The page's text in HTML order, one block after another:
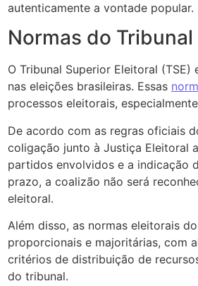
autenticamente a vontade popular.
Normas do
O Tribunal Superior Eleitoral
nas eleições brasileiras. Essas
processos eleitorais,
De acordo com as regras oficiais
coligação junto à Justiça Eleitoral
partidos envolvidos e a indicação
prazo, a coalizão não será
eleitoral.
Além disso, as normas eleitorais
proporcionais e majoritárias, com
critérios de distribuição de
do tribunal.